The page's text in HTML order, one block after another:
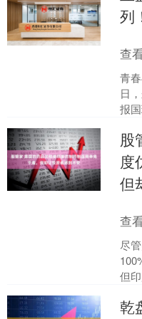
列
查
青
日
报
开
股
度
但
查
尽
但
Jain
乾